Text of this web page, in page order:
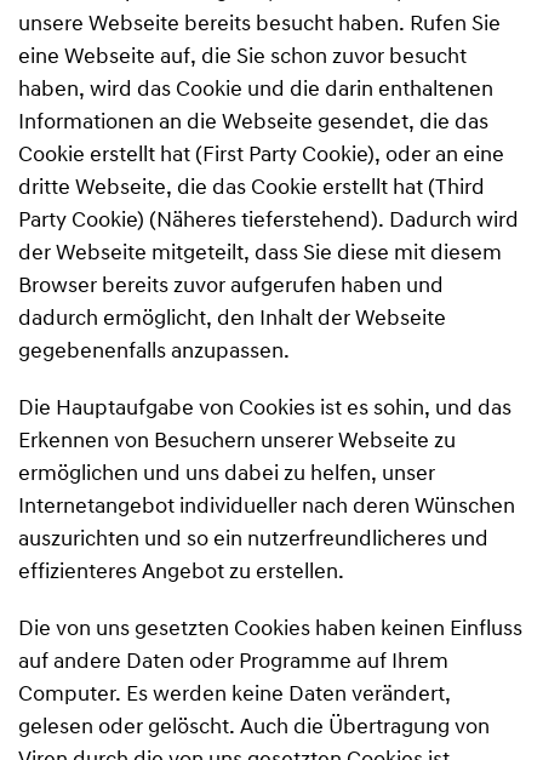
unsere Webseite bereits besucht haben. Rufen Sie
eine Webseite auf, die Sie schon zuvor besucht
haben, wird das Cookie und die darin enthaltenen
Informationen an die Webseite gesendet, die das
Cookie erstellt hat (First Party Cookie), oder an eine
dritte Webseite, die das Cookie erstellt hat (Third
Party Cookie) (Näheres tieferstehend). Dadurch wird
der Webseite mitgeteilt, dass Sie diese mit diesem
Browser bereits zuvor aufgerufen haben und
dadurch ermöglicht, den Inhalt der Webseite
gegebenenfalls anzupassen.
Die Hauptaufgabe von Cookies ist es sohin, und das
Erkennen von Besuchern unserer Webseite zu
ermöglichen und uns dabei zu helfen, unser
Internetangebot individueller nach deren Wünschen
auszurichten und so ein nutzerfreundlicheres und
effizienteres Angebot zu erstellen.
Die von uns gesetzten Cookies haben keinen Einfluss
auf andere Daten oder Programme auf Ihrem
Computer. Es werden keine Daten verändert,
gelesen oder gelöscht. Auch die Übertragung von